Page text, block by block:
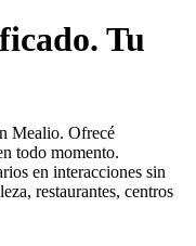
Tu
Mealio. Ofrecé
todo momento.
en interacciones sin
restaurantes, centros